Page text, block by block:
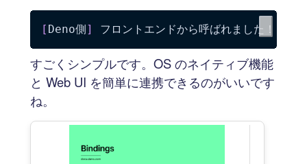
[ Deno側 ]
すごくシンプルです。OS のネイティブ機能
と Web UI を簡単に連携できるのがいいです
ね。